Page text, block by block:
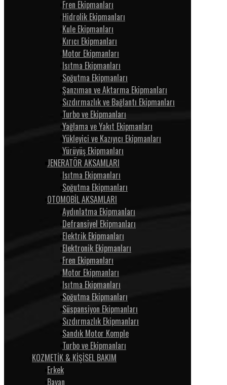
Fren Ekipmanları
Hidrolik Ekipmanları
Kule Ekipmanları
Kırıcı Ekipmanları
Motor Ekipmanları
Isıtma Ekipmanları
Soğutma Ekipmanları
Şanzıman ve Aktarma Ekipmanları
Sızdırmazlık ve Bağlantı Ekipmanları
Turbo ve Ekipmanları
Yağlama ve Yakıt Ekipmanları
Yükleyici ve Kazıyıcı Ekipmanları
Yürüyüş Ekipmanları
JENERATÖR AKSAMLARI
Isıtma Ekipmanları
Soğutma Ekipmanları
OTOMOBİL AKSAMLARI
Aydınlatma Ekipmanları
Defransiyel Ekipmanları
Elektrik Ekipmanları
Elektronik Ekipmanları
Fren Ekipmanları
Motor Ekipmanları
Isıtma Ekipmanları
Soğutma Ekipmanları
Süspansiyon Ekipmanları
Sızdırmazlık Ekipmanları
Sandık Motor Komple
Turbo ve Ekipmanları
KOZMETİK & KİŞİSEL BAKIM
Erkek
Bayan